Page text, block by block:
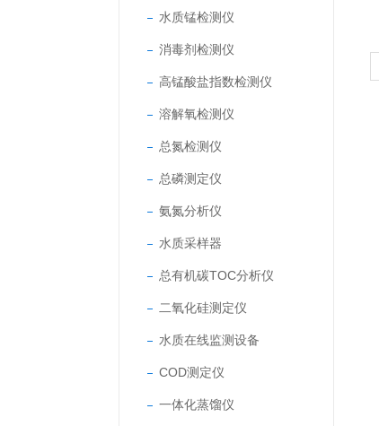
水质锰检测仪
消毒剂检测仪
高锰酸盐指数检测仪
溶解氧检测仪
总氮检测仪
总磷测定仪
氨氮分析仪
水质采样器
总有机碳TOC分析仪
二氧化硅测定仪
水质在线监测设备
COD测定仪
一体化蒸馏仪